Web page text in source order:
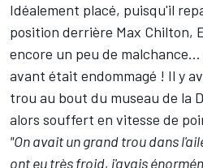
Idéalement placé, puisqu'il
position derrière Max Chilton,
encore un peu de
avant était endommagé ! Il y
trou au bout du museau de la
alors souffert en vitesse de
"On avait un grand trou dans
ont eu très froid, j'avais